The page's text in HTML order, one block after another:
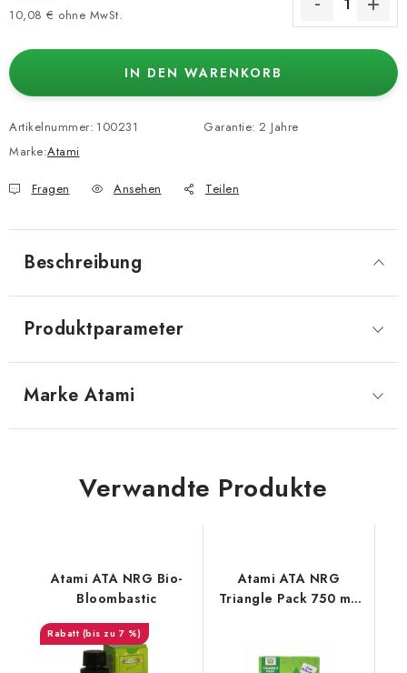
10,08 € ohne MwSt.
IN DEN WARENKORB
Artikelnummer: 100231
Marke:Atami
Garantie: 2 Jahre
Fragen Ansehen Teilen
Beschreibung
Produktparameter
Marke Atami
Verwandte Produkte
Atami ATA NRG Bio-
Bloombastic
(bis zu 7 %)
Atami ATA NRG
Triangle Pack 750 ml,